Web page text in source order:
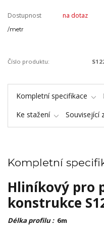
Dostupnost na dotaz
/metr
Číslo produktu:
Kompletní specifikace
Ke stažení
Související
Kompletní
Hliníkový pro
konstrukce
Délka profilu :6m